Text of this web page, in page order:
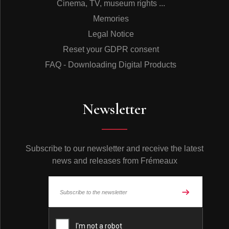
édité par l’Ornithologue et Bioacousticien Jean Claude
Roché qui devait recevoir le Grand Prix de l’Académie
Charles Cros. Aujourd’hui les catalogues Sittelle-Ceba
comportent une centaine de titres sur CD ; ouvrages
sonores sur les chants d’oiseaux, la faune sauvage et
les ambiances naturelles du monde.
Ces disques s’adressent à différents auditeurs :
leur voix, (Guides Sonores donnant les cris et les chants
de chaque espèce séparément avec un texte explicatif
– Au grand public, passionné par les ambiances
intérieur l’ambiance naturelle des milieux des cinq
continents enre­gistrée en stéréophonie vraie (Concerts
les voix des autres espèces.)
de coffrets double CD sur les paysages sonores des
Cinema, TV, museum rights ...
Memories
Legal Notice
Reset your GDPR consent
FAQ - Downloading Digital Products
Newsletter
Subscribe to our newsletter and receive the latest
news and releases from Frémeaux